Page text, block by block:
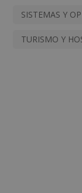
SISTEMAS Y
TURISMO Y